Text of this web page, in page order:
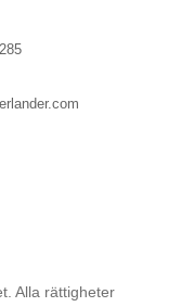
Alla rättigheter